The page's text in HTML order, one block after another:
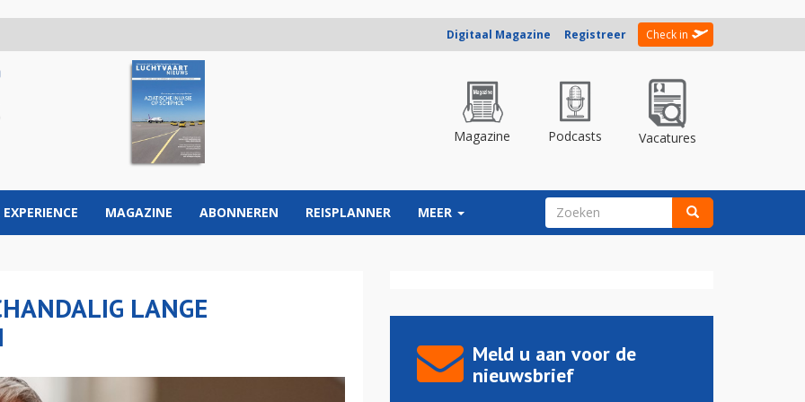
Digitaal Magazine Registreer Check in
Magazine Podcasts Vacatures
EXPERIENCE MAGAZINE ABONNEREN REISPLANNER MEER ZOEKVELD
LANGE
Meld u aan voor de
nieuwsbrief